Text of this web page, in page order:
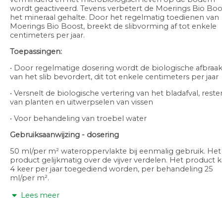
wordt geactiveerd. Tevens verbetert de Moerings Bio
het mineraal gehalte. Door het regelmatig toedienen van
Moerings Bio Boost, breekt de slibvorming af tot enkele
centimeters per jaar.
Toepassingen:
• Door regelmatige dosering wordt de biologische afbraak
van het slib bevordert, dit tot enkele centimeters per jaar
• Versnelt de biologische vertering van het bladafval,
van planten en uitwerpselen van vissen
• Voor behandeling van troebel water
Gebruiksaanwijzing - dosering
50 ml/per m² wateroppervlakte bij eenmalig gebruik. Het
product gelijkmatig over de vijver verdelen. Het product
4 keer per jaar toegediend worden, per behandeling 25
ml/per m².
1 liter is geschikt voor vijvers tot 20 m²
Lees meer